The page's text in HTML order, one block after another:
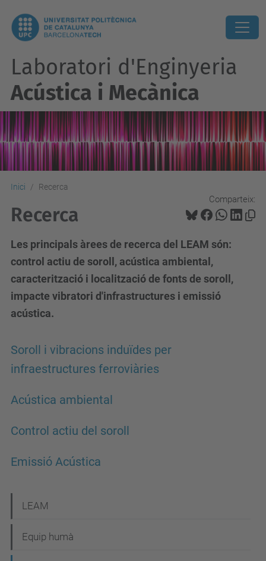
Laboratori d'Enginyeria
Acústica i Mecànica
Inici Recerca
Comparteix:
Recerca
Les principals àrees de recerca del LEAM són:
control actiu de soroll, acústica ambiental,
caracterització i localització de fonts de soroll,
impacte vibratori d'infrastructures i emissió
acústica.
Soroll i vibracions induïdes per
infraestructures ferroviàries
Acústica ambiental
Control actiu del soroll
Emissió Acústica
a
v
LEAM
Equip humà